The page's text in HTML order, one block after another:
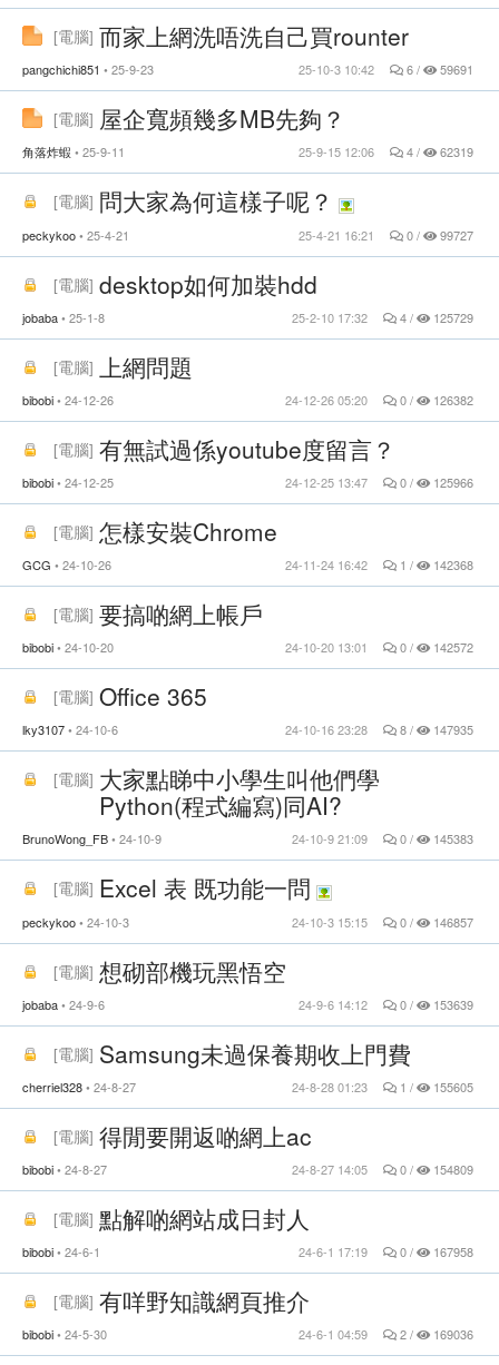
[電腦] 而家上網洗唔洗自己買rounter
pangchichi851 25-9-23 6 / 59691
25-10-3 10:42
[電腦] 屋企寬頻幾多MB先夠？
角落炸蝦 25-9-11 4 / 62319
25-9-15 12:06
[電腦] 問大家為何這樣子呢？
peckykoo 25-4-21 0 / 99727
25-4-21 16:21
[電腦] desktop如何加裝hdd
jobaba 25-1-8 4 / 125729
25-2-10 17:32
[電腦] 上網問題
bibobi 24-12-26 0 / 126382
24-12-26 05:20
[電腦] 有無試過係youtube度留言？
bibobi 24-12-25 0 / 125966
24-12-25 13:47
[電腦] 怎樣安裝Chrome
GCG 24-10-26 1 / 142368
24-11-24 16:42
[電腦] 要搞啲網上帳戶
bibobi 24-10-20 0 / 142572
24-10-20 13:01
[電腦] Office 365
lky3107 24-10-6 8 / 147935
24-10-16 23:28
[電腦] 大家點睇中小學生叫他們學
Python(程式編寫)同AI?
BrunoWong_FB 24-10-9 0 / 145383
24-10-9 21:09
[電腦] Excel 表 既功能一問
peckykoo 24-10-3 0 / 146857
24-10-3 15:15
[電腦] 想砌部機玩黑悟空
jobaba 24-9-6 0 / 153639
24-9-6 14:12
[電腦] Samsung未過保養期收上門費
cherriel328 24-8-27 1 / 155605
24-8-28 01:23
[電腦] 得閒要開返啲網上ac
bibobi 24-8-27 0 / 154809
24-8-27 14:05
[電腦] 點解啲網站成日封人
bibobi 24-6-1 0 / 167958
24-6-1 17:19
[電腦] 有咩野知識網頁推介
bibobi 24-5-30 2 / 169036
24-6-1 04:59